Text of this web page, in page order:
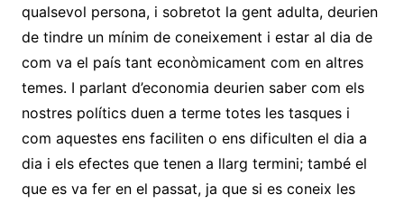
qualsevol persona, i sobretot la gent adulta, deurien
de tindre un mínim de coneixement i estar al dia de
com va el país tant econòmicament com en altres
temes. I parlant d’economia deurien saber com els
nostres polítics duen a terme totes les tasques i
com aquestes ens faciliten o ens dificulten el dia a
dia i els efectes que tenen a llarg termini; també el
que es va fer en el passat, ja que si es coneix les